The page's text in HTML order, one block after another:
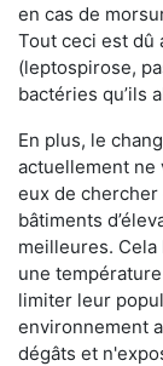
en cas de
Tout ceci est dû
(leptospirose,
bactéries qu’ils
En plus, le
actuellement ne
eux de
bâtiments
meilleures.
une
limiter leur
environnement
dégâts et